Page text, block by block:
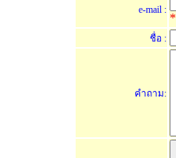
e-mail :
*
ชื่อ :
คำถาม: